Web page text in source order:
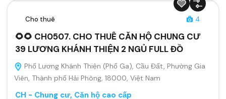
Cho thuê 4
🌻🌻 CH0507. CHO THUÊ CĂN HỘ CHUNG CƯ
39 LƯƠNG KHÁNH THIỆN 2 NGỦ FULL ĐỒ
Phố Lương Khánh Thiện (Phố Ga), Cầu Đất, Phường Gia
Viên, Thành phố Hải Phòng, 18000, Việt Nam
CH - Chung cư, Căn hộ cao cấp